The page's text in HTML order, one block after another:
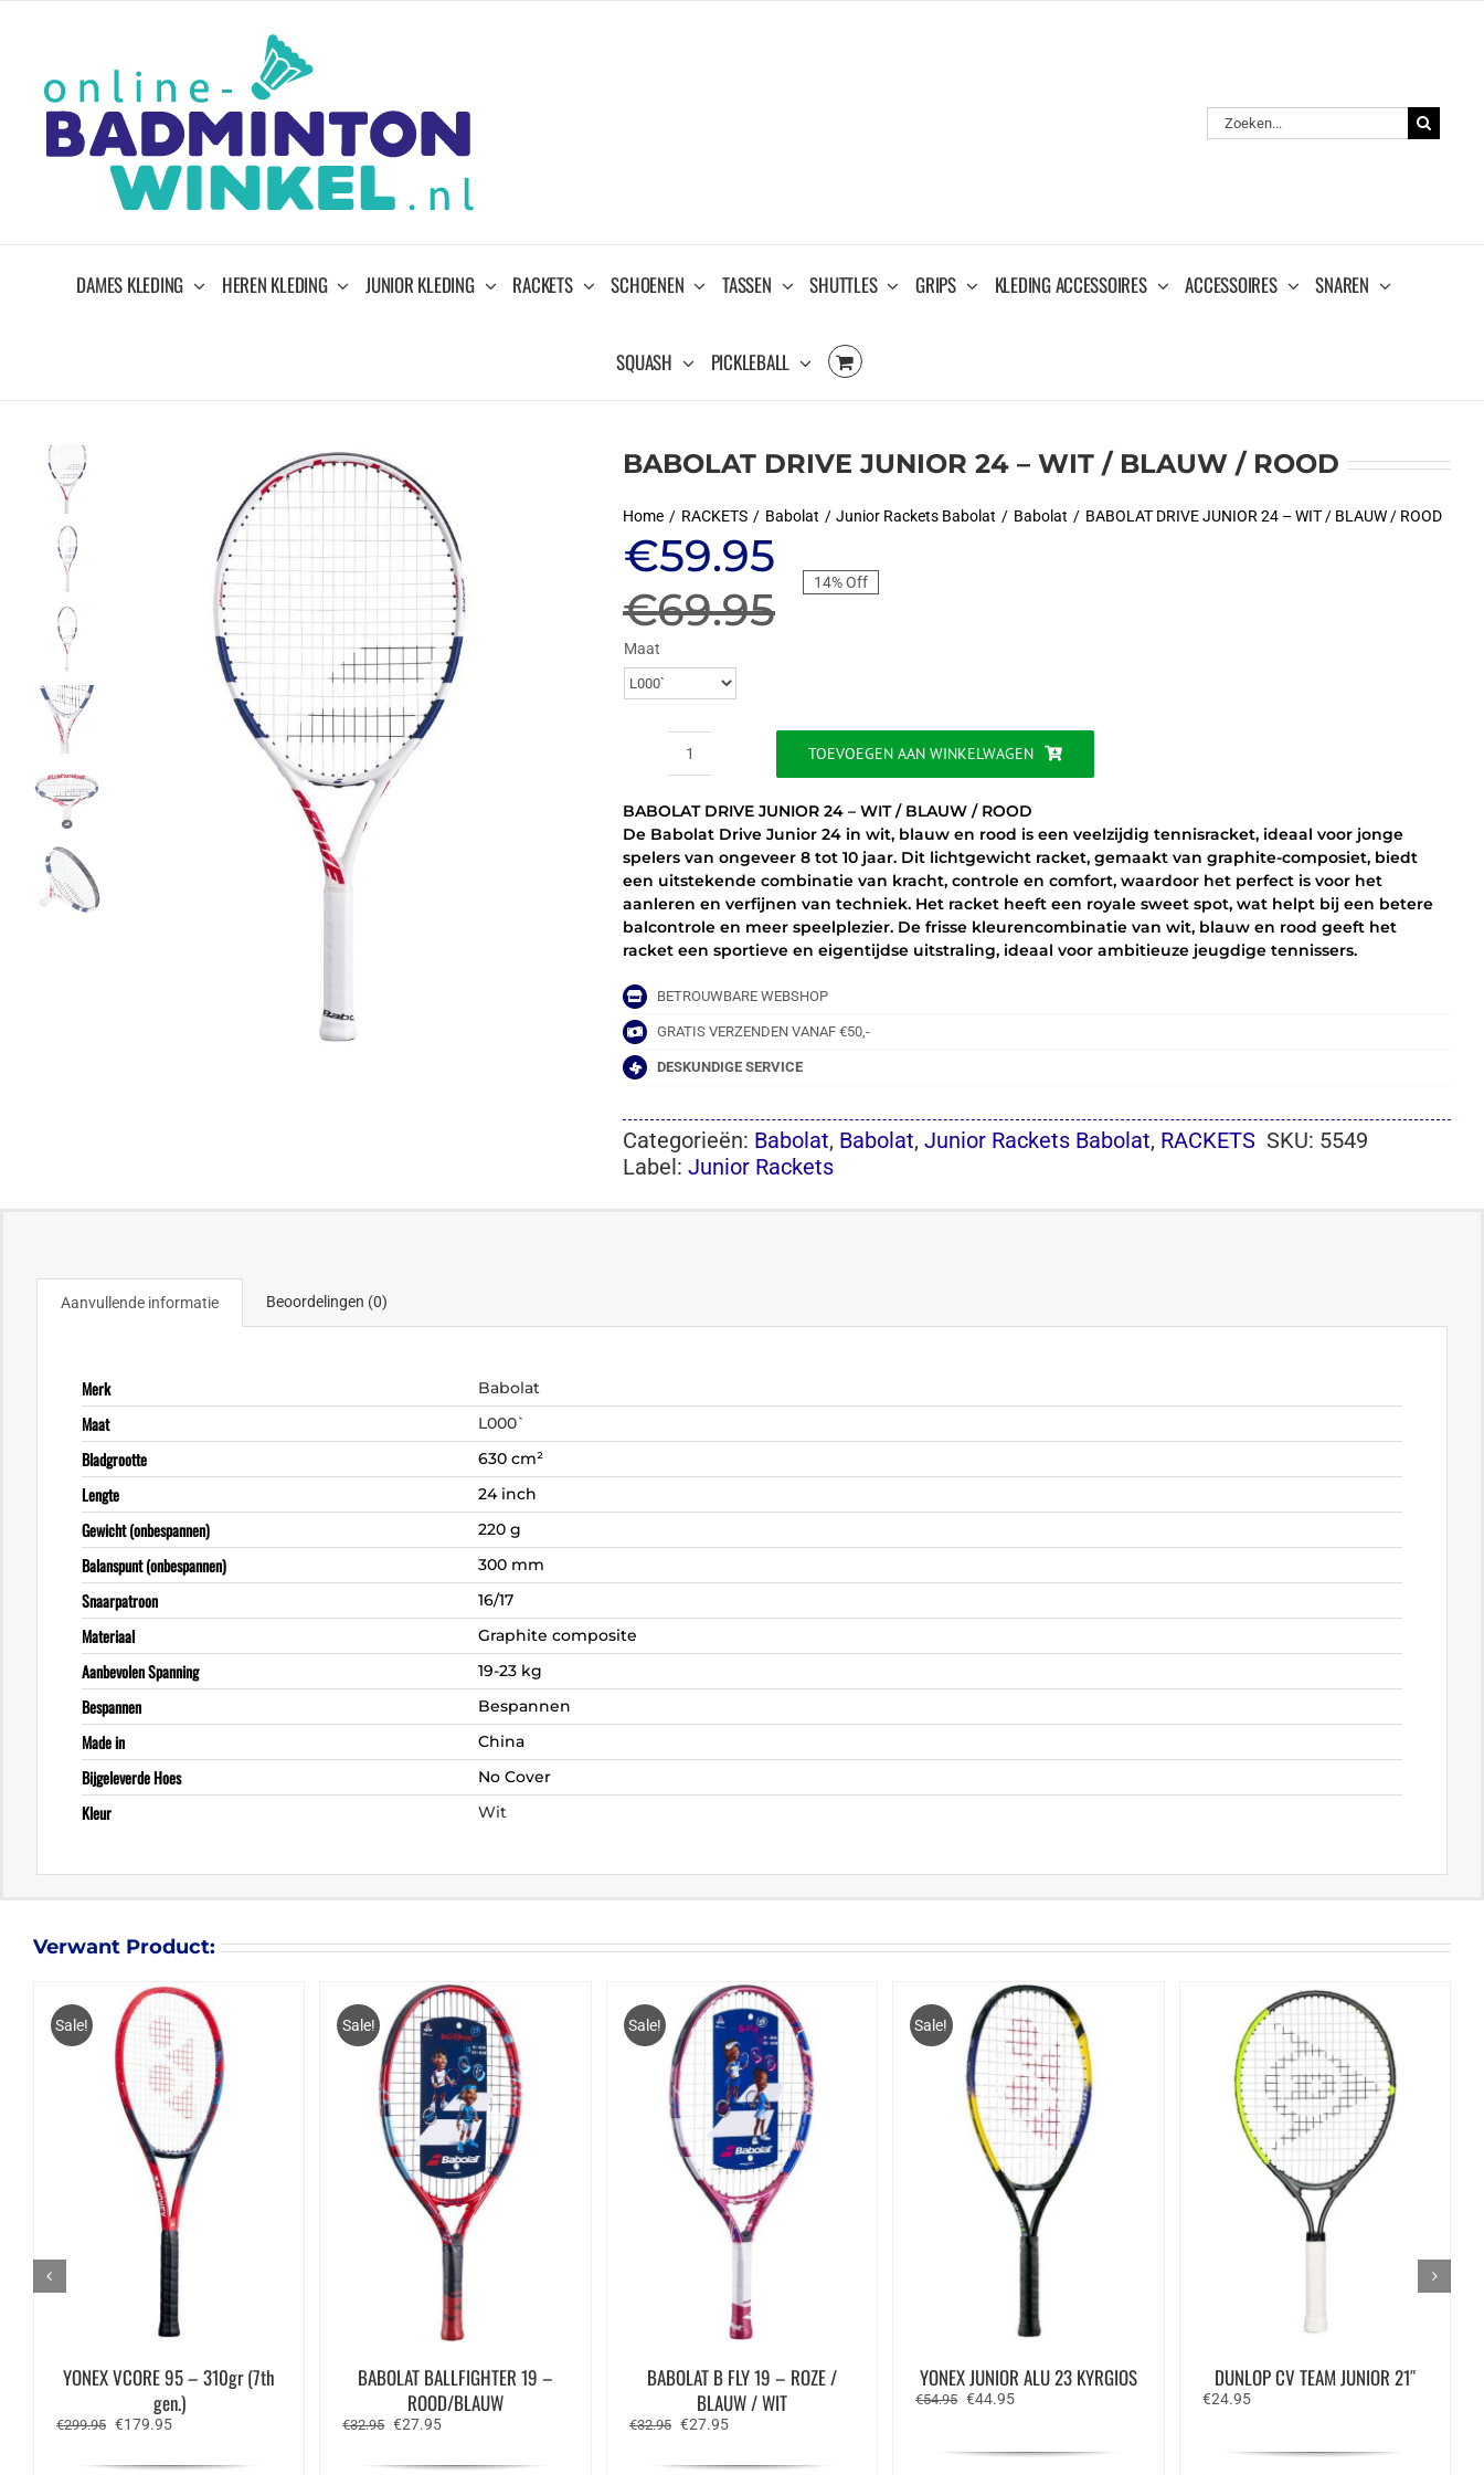
Zoeken
naar:
DAMES KLEDING HEREN KLEDING JUNIOR KLEDING RACKETS SCHOENEN TASSEN SHUTTLES GRIPS KLEDING ACCESSOIRES ACCESSOIRES SNAREN
SQUASH PICKLEBALL
BABOLAT DRIVE JUNIOR 24 – WIT / BLAUW / ROOD
Home RACKETS Babolat Junior Rackets Babolat Babolat BABOLAT DRIVE JUNIOR 24 – WIT / BLAUW / ROOD
€69.95
Oorspronkelijke
prijs
was:
€69.95.
€59.95
Huidige
prijs
is:
€59.95.
14% Off
Maat
BABOLAT
JUNIOR
24
-
WIT
/
BLAUW
/
aantal
TOEVOEGEN AAN WINKELWAGEN
BABOLAT DRIVE JUNIOR 24 – WIT / BLAUW / ROOD
De Babolat Drive Junior 24 in wit, blauw en rood is een veelzijdig tennisracket, ideaal voor jonge
spelers van ongeveer 8 tot 10 jaar. Dit lichtgewicht racket, gemaakt van graphite-composiet, biedt
een uitstekende combinatie van kracht, controle en comfort, waardoor het perfect is voor het
aanleren en verfijnen van techniek. Het racket heeft een royale sweet spot, wat helpt bij een betere
balcontrole en meer speelplezier. De frisse kleurencombinatie van wit, blauw en rood geeft het
racket een sportieve en eigentijdse uitstraling, ideaal voor ambitieuze jeugdige tennissers.
BETROUWBARE WEBSHOP
GRATIS VERZENDEN VANAF €50,-
DESKUNDIGE SERVICE
Categorieën: Babolat, Babolat,Junior Rackets Babolat, RACKETS SKU: 5549
Label:Junior Rackets
Aanvullende informatie Beoordelingen (0)
Merk Babolat
Maat L000`
Bladgrootte 630 cm²
Lengte 24 inch
Gewicht (onbespannen) 220 g
Balanspunt (onbespannen) 300 mm
Snaarpatroon 16/17
Materiaal Graphite composite
Aanbevolen Spanning 19-23 kg
Bespannen Bespannen
Made in China
Bijgeleverde Hoes No Cover
Kleur Wit
Verwant Product:
Sale!
YONEX VCORE 95 – 310gr (7th
gen.)
€299.95 Oorspronkelijke
€179.95Huidige
Sale!
BABOLAT BALLFIGHTER 19 –
ROOD/BLAUW
€32.95 Oorspronkelijke
€27.95Huidige
Sale!
BABOLAT B FLY 19 – ROZE /
BLAUW / WIT
€32.95 Oorspronkelijke
€27.95Huidige
Sale!
YONEX JUNIOR ALU 23 KYRGIOS
€54.95 Oorspronkelijke
€54.95.
€44.95Huidige
€44.95.
DUNLOP CV TEAM JUNIOR 21″
€24.95